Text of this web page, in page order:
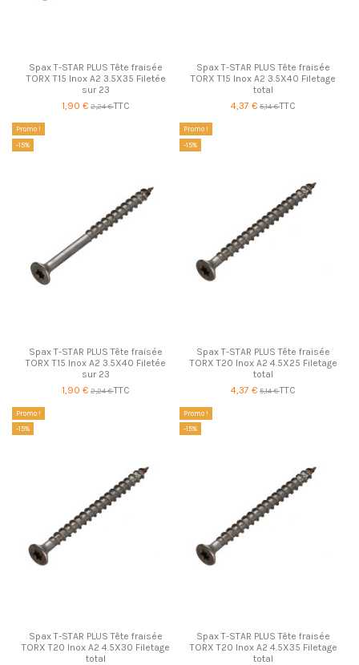
Spax T-STAR PLUS Tête fraisée
TORX T15 Inox A2 3.5X35 Filetée
sur 23
1,90 € 2,24 €TTC
Spax T-STAR PLUS Tête fraisée
TORX T15 Inox A2 3.5X40 Filetage
total
4,37 € 5,14 €TTC
Promo !
-15%
Spax T-STAR PLUS Tête fraisée
TORX T15 Inox A2 3.5X40 Filetée
sur 23
1,90 € 2,24 €TTC
Promo !
-15%
Spax T-STAR PLUS Tête fraisée
TORX T20 Inox A2 4.5X25 Filetage
total
4,37 € 5,14 €TTC
Promo !
-15%
Spax T-STAR PLUS Tête fraisée
TORX T20 Inox A2 4.5X30 Filetage
total
Promo !
-15%
Spax T-STAR PLUS Tête fraisée
TORX T20 Inox A2 4.5X35 Filetage
total